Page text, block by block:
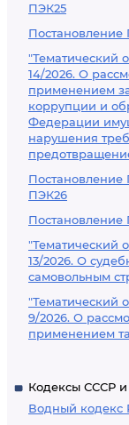
ПЭК25
Постановление
"Тематический
14/2026. О
применением
коррупции и
Федерации
нарушения
Постановление
ПЭК26
Постановление
"Тематический
13/2026. О
самовольным
"Тематический
9/2026. О
применением
Кодексы СССР
Водный